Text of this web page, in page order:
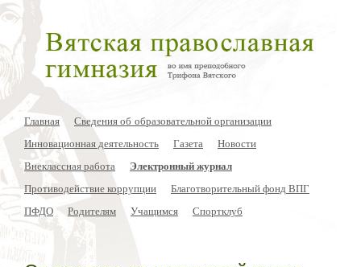
Главная
Сведения об образовательной организации
Инновационная деятельность
Газета
Новости
Внеклассная работа
Электронный журнал
Противодействие коррупции
Благотворительный фонд ВПГ
ПФДО
Родителям Учащимся Спортклуб